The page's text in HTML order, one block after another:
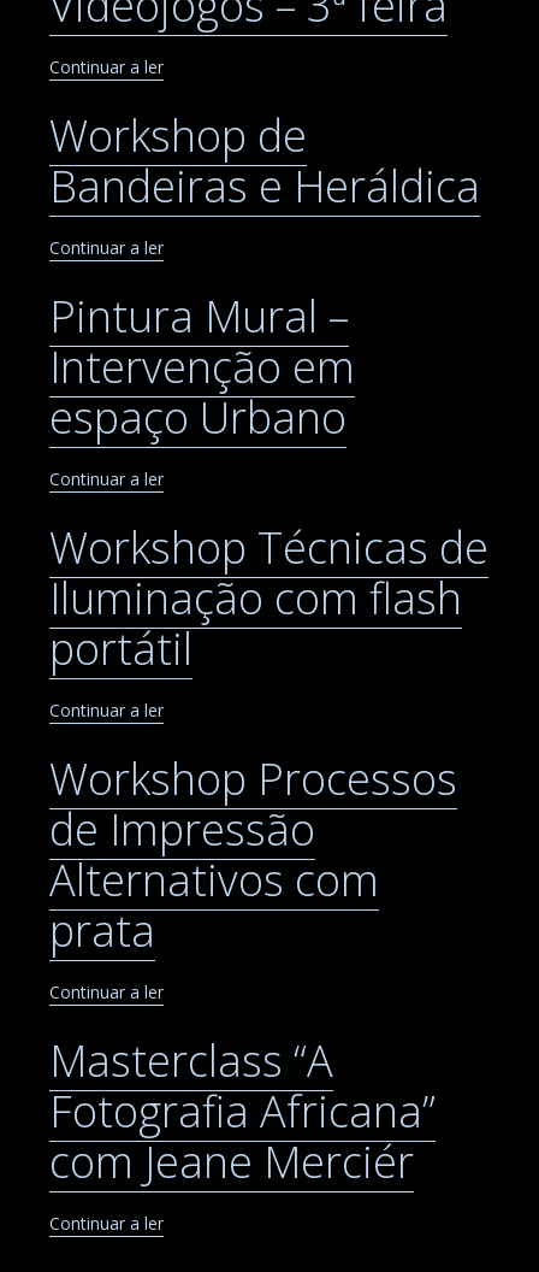
Continuar a ler
Workshop de
Bandeiras e Heráldica
Continuar a ler
Pintura Mural –
Intervenção em
espaço Urbano
Continuar a ler
Workshop Técnicas de
Iluminação com flash
portátil
Continuar a ler
Workshop Processos
de Impressão
Alternativos com
prata
Continuar a ler
Masterclass “A
Fotografia Africana”
com Jeane Merciér
Continuar a ler